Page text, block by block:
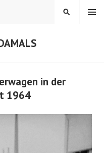
MENÜ
SUCHEN
in der
1964